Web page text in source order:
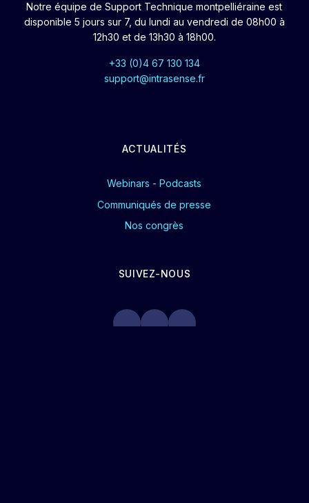
Notre équipe de Support Technique montpelliéraine est
disponible 5 jours sur 7, du lundi au vendredi de 08h00 à
12h30 et de 13h30 à 18h00.
+33 (0)4 67 130 134
support@intrasense.fr
ACTUALITÉS
Webinars - Podcasts
Communiqués de presse
Nos congrès
SUIVEZ-NOUS